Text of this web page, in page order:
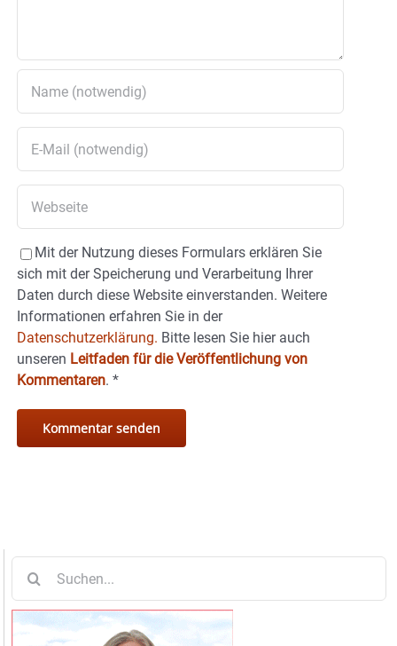
Mit der Nutzung dieses Formulars erklären Sie
sich mit der Speicherung und Verarbeitung Ihrer
Daten durch diese Website einverstanden. Weitere
Informationen erfahren Sie in der
Datenschutzerklärung. Bitte lesen Sie hier auch
unseren Leitfaden für die Veröffentlichung von
Kommentaren. *
nach: